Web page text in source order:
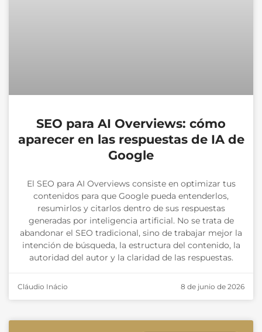
SEO para AI Overviews: cómo
aparecer en las respuestas de IA de
Google
El SEO para AI Overviews consiste en optimizar tus
contenidos para que Google pueda entenderlos,
resumirlos y citarlos dentro de sus respuestas
generadas por inteligencia artificial. No se trata de
abandonar el SEO tradicional, sino de trabajar mejor la
intención de búsqueda, la estructura del contenido, la
autoridad del autor y la claridad de las respuestas.
Cláudio Inácio 8 de junio de 2026